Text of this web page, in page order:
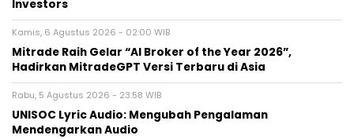
Investors
Kamis, 6 Agustus 2026 - 02:00 WIB
Mitrade Raih Gelar “AI Broker of the Year 2026”,
Hadirkan MitradeGPT Versi Terbaru di Asia
Rabu, 5 Agustus 2026 - 23:58 WIB
UNISOC Lyric Audio: Mengubah Pengalaman
Mendengarkan Audio